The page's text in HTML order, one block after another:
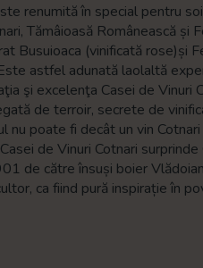
renumită în special pentru
Tămâioasă Românească și
Busuioaca (vinificată rose)și
astfel adunată laolaltă
şi excelenţa Casei de Vinuri
de terroir, secrete de
nu poate fi decât un vin
de Vinuri Cotnari
de către însuși boier
ca fiind pură inspirație în